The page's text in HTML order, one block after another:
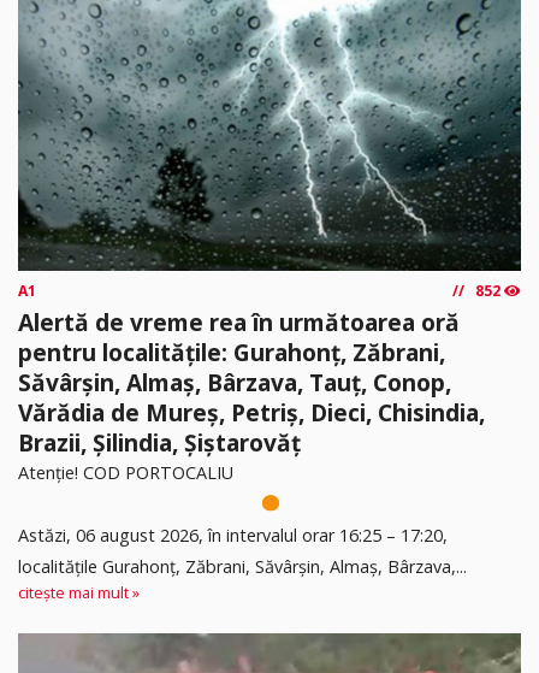
A1 852
Alertă de vreme rea în următoarea oră
pentru localitățile: Gurahonț, Zăbrani,
Săvârșin, Almaș, Bârzava, Tauț, Conop,
Vărădia de Mureș, Petriș, Dieci, Chisindia,
Brazii, Șilindia, Șiștarovăț
Atenție! COD PORTOCALIU
Astăzi, 06 august 2026, în intervalul orar 16:25 – 17:20,
localitățile Gurahonț, Zăbrani, Săvârșin, Almaș, Bârzava,...
citește mai mult »